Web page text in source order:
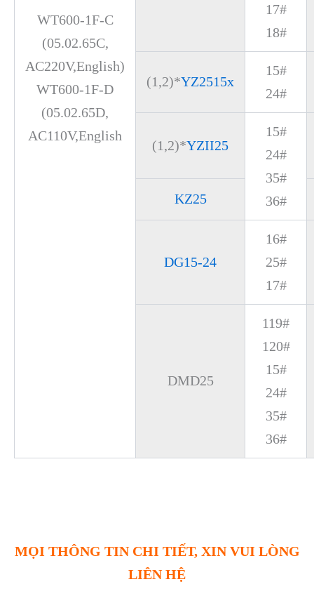
WT600-1F-C
(05.02.65C,
AC220V,English)
WT600-1F-D
(05.02.65D,
AC110V,English
17#
18#
(1,2)*YZ2515x
15#
24#
(1,2)*YZII25
15#
24#
35#
36#
KZ25
DG15-24
16#
25#
17#
DMD25
119#
120#
15#
24#
35#
36#
MỌI THÔNG TIN CHI TIẾT, XIN VUI LÒNG
LIÊN HỆ